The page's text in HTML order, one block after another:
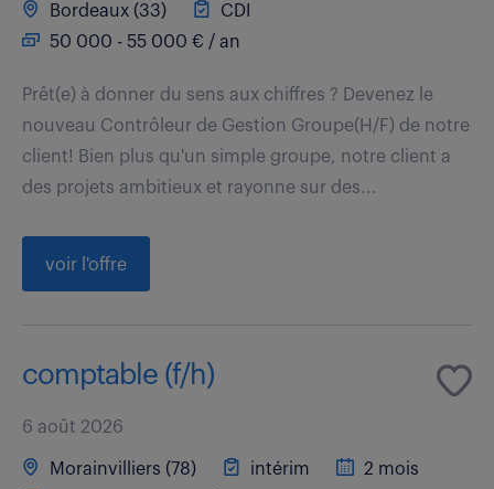
Bordeaux (33)
CDI
50 000 - 55 000 € / an
Prêt(e) à donner du sens aux chiffres ? Devenez le
nouveau Contrôleur de Gestion Groupe(H/F) de notre
client! Bien plus qu'un simple groupe, notre client a
des projets ambitieux et rayonne sur des...
voir l'offre
comptable (f/h)
6 août 2026
Morainvilliers (78) intérim
2 mois